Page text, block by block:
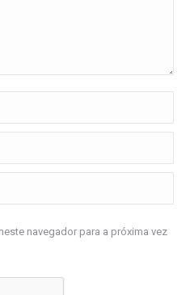
navegador para a próxima vez